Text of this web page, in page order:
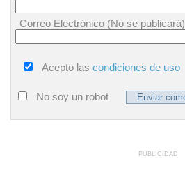
Correo Electrónico (No se publicará)
Acepto las condiciones de uso
No soy un robot
PUBLICIDAD